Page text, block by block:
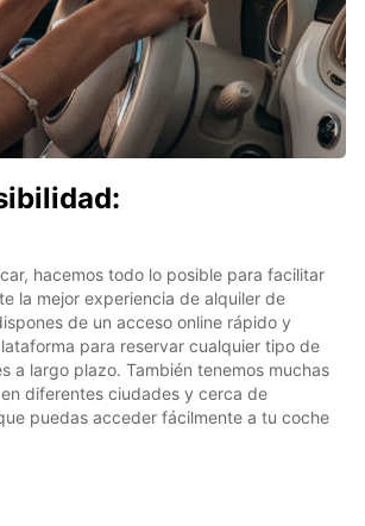
hacemos todo lo posible para facilitar
la mejor experiencia de alquiler de
de un acceso online rápido y
para reservar cualquier tipo de
a largo plazo. También tenemos muchas
diferentes ciudades y cerca de
puedas acceder fácilmente a tu coche